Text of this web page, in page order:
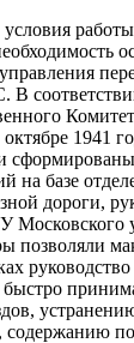
В
1941
на базе
дороги,
позволяли
руководство
содержанию